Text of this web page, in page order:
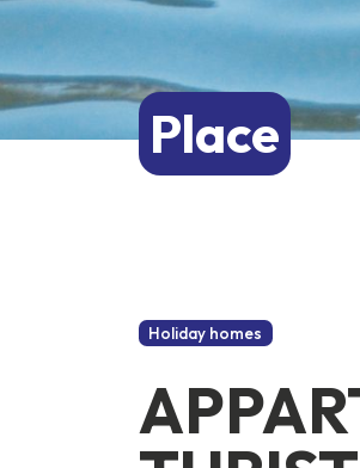
Place
Holiday homes